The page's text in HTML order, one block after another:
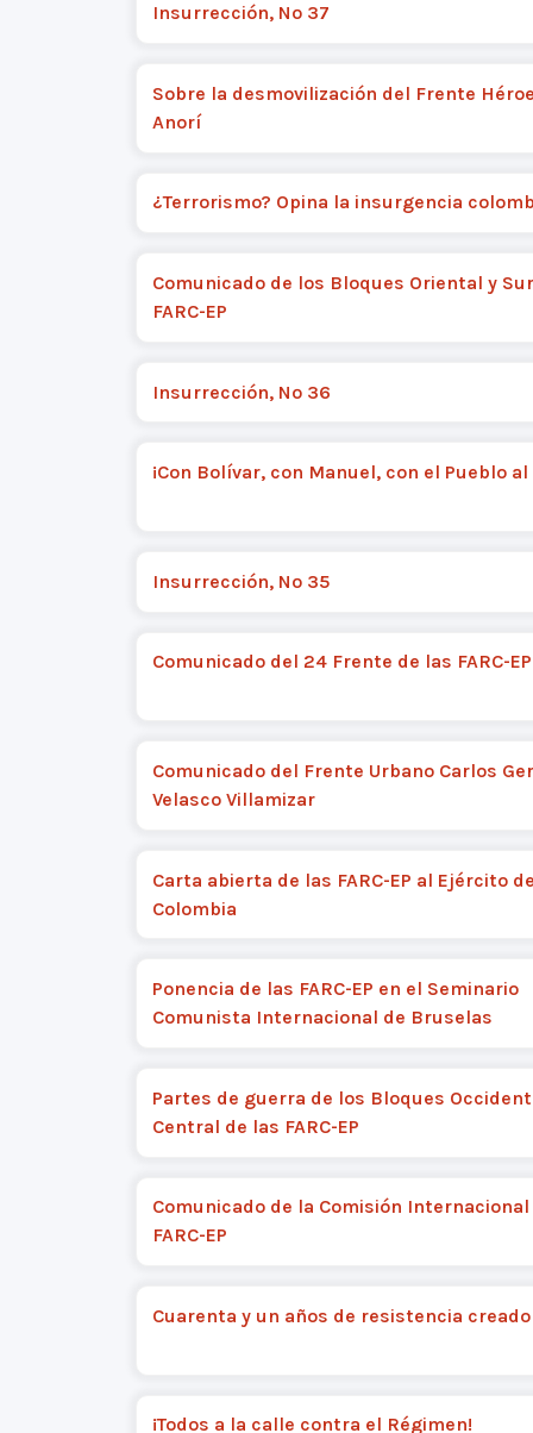
Insurrección, Nº 37
Sobre la desmovilización del Frente
Anorí
¿Terrorismo? Opina la insurgencia
Comunicado de los Bloques Oriental y
FARC-EP
Insurrección, Nº 36
¡Con Bolívar, con Manuel, con el Pueblo
Insurrección, Nº 35
Comunicado del 24 Frente de las FARC-EP
Comunicado del Frente Urbano Carlos
Velasco Villamizar
Carta abierta de las FARC-EP al Ejército
Colombia
Ponencia de las FARC-EP en el Seminario
Comunista Internacional de Bruselas
Partes de guerra de los Bloques
Central de las FARC-EP
Comunicado de la Comisión
FARC-EP
Cuarenta y un años de resistencia
¡Todos a la calle contra el Régimen!